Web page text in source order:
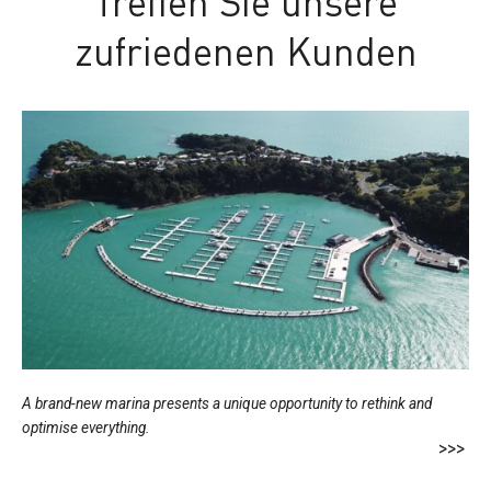
zufriedenen Kunden
A brand-new marina presents a unique opportunity to rethink and
optimise everything.
>>>